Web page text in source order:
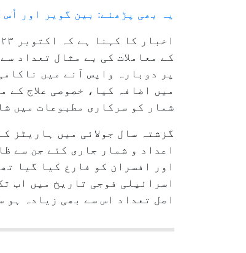
یہ بھی پڑھئے: بین گویر اور
کے معاملات کی بے مثال تعداد
پر دوبارہ واپس آنے میں
شمار کو سرکاری مطبوعات میں
اور افسران کو فارغ کیا گیا
اسرائیلی فوجی تاریخ میں اب
اصل تعداد اس سے بھی زیادہ ہو